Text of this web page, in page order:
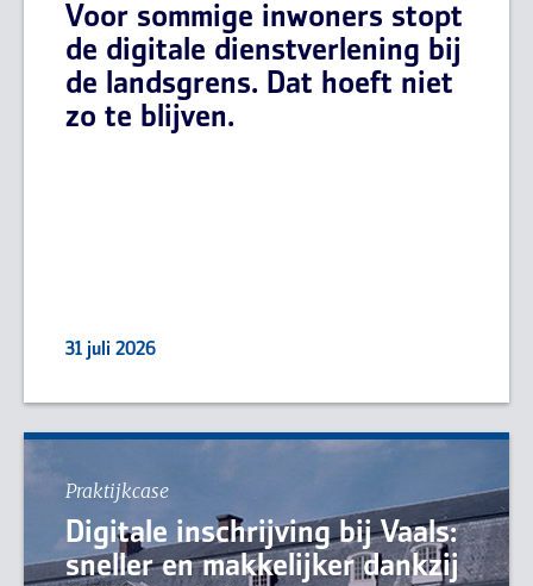
Voor sommige inwoners stopt
de digitale dienstverlening bij
de landsgrens. Dat hoeft niet
zo te blijven.
31 juli 2026
Praktijkcase
Digitale inschrijving bij Vaals:
sneller en makkelijker dankzij